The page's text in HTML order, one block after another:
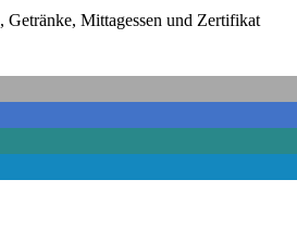
Mittagessen und Zertifikat